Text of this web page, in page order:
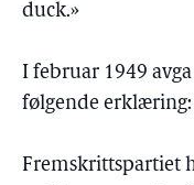
duck.»
I februar 1949
følgende erklæring:
Fremskrittspartiet